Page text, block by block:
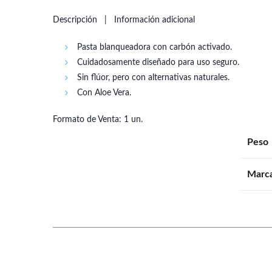
Descripción Información adicional
Pasta blanqueadora con carbón activado.
Cuidadosamente diseñado para uso seguro.
Sin flúor, pero con alternativas naturales.
Con Aloe Vera.
Formato de Venta: 1 un.
Peso